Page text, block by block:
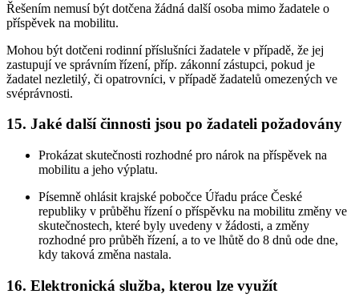
Řešením nemusí být dotčena žádná další osoba mimo žadatele o
příspěvek na mobilitu.
Mohou být dotčeni rodinní příslušníci žadatele v případě, že jej
zastupují ve správním řízení, příp. zákonní zástupci, pokud je
žadatel nezletilý, či opatrovníci, v případě žadatelů omezených ve
svéprávnosti.
15. Jaké další činnosti jsou po žadateli požadovány
Prokázat skutečnosti rozhodné pro nárok na příspěvek na
mobilitu a jeho výplatu.
Písemně ohlásit krajské pobočce Úřadu práce České
republiky v průběhu řízení o příspěvku na mobilitu změny ve
skutečnostech, které byly uvedeny v žádosti, a změny
rozhodné pro průběh řízení, a to ve lhůtě do 8 dnů ode dne,
kdy taková změna nastala.
16. Elektronická služba, kterou lze využít